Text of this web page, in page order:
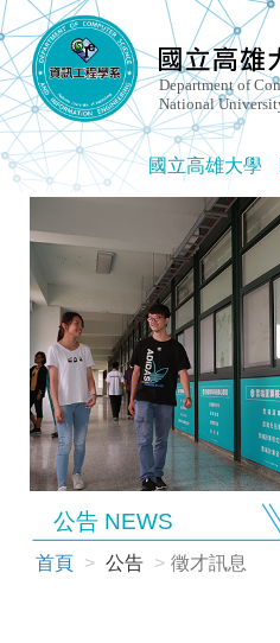
國立高雄大學
公告 NEWS
首頁 公告 徵才訊息